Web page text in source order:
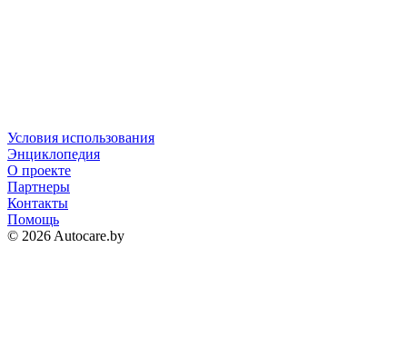
Условия использования
Энциклопедия
О проекте
Партнеры
Контакты
Помощь
© 2026 Autocare.by